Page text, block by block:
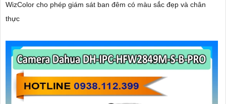
WizColor cho phép giám sát ban đêm có màu sắc đẹp và chân
thực